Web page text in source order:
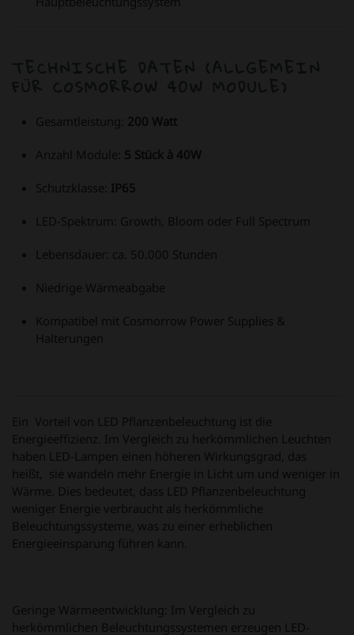
Gesamtleistung: 200 Watt
Anzahl Module: 5 Stück à 40W
Schutzklasse: IP65
LED-Spektrum: Growth, Bloom oder Full Spectrum
Lebensdauer: ca. 50.000 Stunden
Niedrige Wärmeabgabe
Kompatibel mit Cosmorrow Power Supplies &
Halterungen
Ein Vorteil von LED Pflanzenbeleuchtung ist die
Energieeffizienz. Im Vergleich zu herkömmlichen Leuchten
haben LED-Lampen einen höheren Wirkungsgrad, das
heißt, sie wandeln mehr Energie in Licht um und weniger in
Wärme. Dies bedeutet, dass LED Pflanzenbeleuchtung
weniger Energie verbraucht als herkömmliche
Beleuchtungssysteme, was zu einer erheblichen
Energieeinsparung führen kann.
Geringe Wärmeentwicklung: Im Vergleich zu
herkömmlichen Beleuchtungssystemen erzeugen LED-